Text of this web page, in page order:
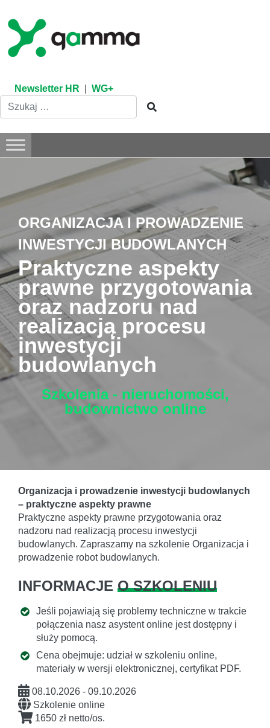
content
Newsletter HR WG+
ORGANIZACJA I PROWADZENIE
INWESTYCJI BUDOWLANYCH
Praktyczne aspekty
prawne przygotowania
oraz nadzoru nad
realizacją procesu
inwestycji
budowlanych
Szkolenia - nieruchomości,
budownictwo online
Organizacja i prowadzenie inwestycji budowlanych
– praktyczne aspekty prawne
Praktyczne aspekty prawne przygotowania oraz
nadzoru nad realizacją procesu inwestycji
budowlanych. Zapraszamy na szkolenie Organizacja i
prowadzenie robot budowlanych.
INFORMACJE O SZKOLENIU
Jeśli pojawiają się problemy techniczne w trakcie
połączenia nasz asystent online jest dostępny i
służy pomocą.
Cena obejmuje: udział w szkoleniu online,
materiały w wersji elektronicznej, certyfikat PDF.
08.10.2026 - 09.10.2026
Szkolenie online
1650 zł netto/os.